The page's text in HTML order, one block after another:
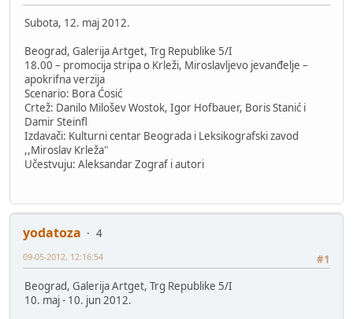
Subota, 12. maj 2012.
Beograd, Galerija Artget, Trg Republike 5/I
18.00 – promocija stripa o Krleži, Miroslavljevo jevanđelje –
apokrifna verzija
Scenario: Bora Ćosić
Crtež: Danilo Milošev Wostok, Igor Hofbauer, Boris Stanić i
Damir Steinfl
Izdavači: Kulturni centar Beograda i Leksikografski zavod
,,Miroslav Krleža"
Učestvuju: Aleksandar Zograf i autori
yodatoza
4
#1
09-05-2012, 12:16:54
Beograd, Galerija Artget, Trg Republike 5/I
10. maj - 10. jun 2012.